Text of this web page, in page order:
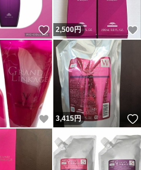
いいね！
2,500円
いいね！
3,415円